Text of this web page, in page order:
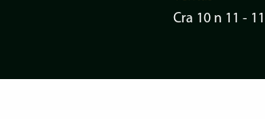
Cra 10 n 11 -